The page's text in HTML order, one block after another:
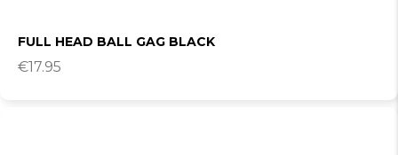
FULL HEAD BALL GAG BLACK
€17.95